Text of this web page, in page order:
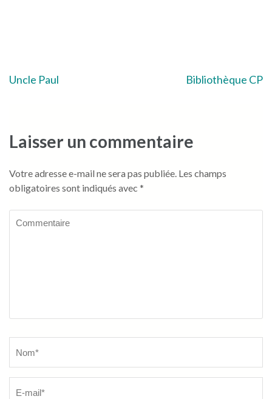
Navigation
l’article
Uncle Paul Bibliothèque CP
Laisser un commentaire
Votre adresse e-mail ne sera pas publiée. Les champs
obligatoires sont indiqués avec *